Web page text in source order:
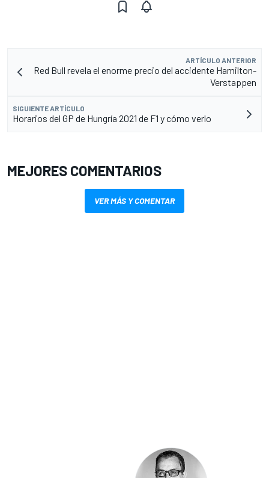
ARTÍCULO ANTERIOR
Red Bull revela el enorme precio del accidente Hamilton-
Verstappen
SIGUIENTE ARTÍCULO
Horarios del GP de Hungría 2021 de F1 y cómo verlo
MEJORES COMENTARIOS
VER MÁS Y COMENTAR